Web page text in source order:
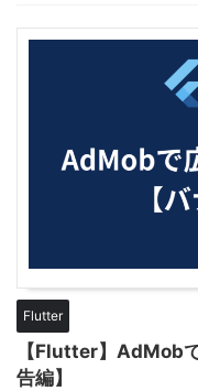
Flutter
【Flutter】AdMob
告編】